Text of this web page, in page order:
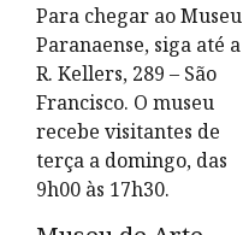
Para chegar ao Museu
Paranaense, siga até a
R. Kellers, 289 – São
Francisco. O museu
recebe visitantes de
terça a domingo, das
9h00 às 17h30.